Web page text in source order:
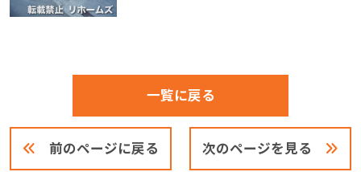
前のページに戻る
一覧に戻る
次のページを見る